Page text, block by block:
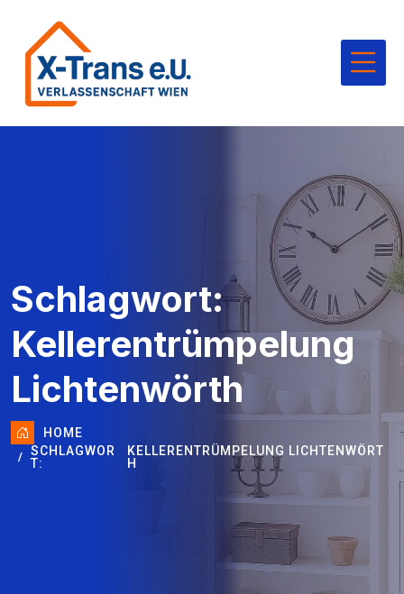
Schlagwort:
Kellerentrümpelung
Lichtenwörth
HOME
SCHLAGWOR
T:
KELLERENTRÜMPELUNG LICHTENWÖRT
H